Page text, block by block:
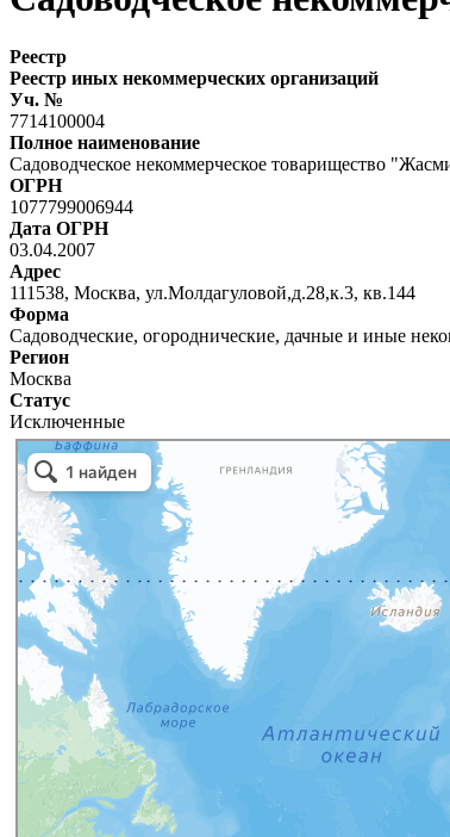
Реестр
Реестр иных некоммерческих организаций
Уч. №
7714100004
Полное наименование
Садоводческое некоммерческое товарищество
ОГРН
1077799006944
Дата ОГРН
03.04.2007
Адрес
111538, Москва, ул.Молдагуловой,д.28,к.3, кв.144
Форма
Садоводческие, огороднические, дачные и иные
Регион
Москва
Статус
Исключенные